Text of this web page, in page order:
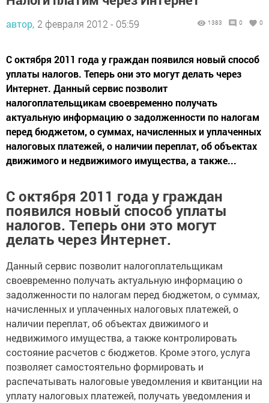
автор, 2 февраля 2012 - 05:59 1383 0 0
С октября 2011 года у граждан появился новый способ
уплаты налогов. Теперь они это могут делать через
Интернет. Данный сервис позволит
налогоплательщикам своевременно получать
актуальную информацию о задолженности по налогам
перед бюджетом, о суммах, начисленных и уплаченных
налоговых платежей, о наличии переплат, об объектах
движимого и недвижимого имущества, а также...
С октября 2011 года у граждан
появился новый способ уплаты
налогов. Теперь они это могут
делать через Интернет.
Данный сервис позволит налогоплательщикам
своевременно получать актуальную информацию о
задолженности по налогам перед бюджетом, о суммах,
начисленных и уплаченных налоговых платежей, о
наличии переплат, об объектах движимого и
недвижимого имущества, а также контролировать
состояние расчетов с бюджетов. Кроме этого, услуга
позволяет самостоятельно формировать и
распечатывать налоговые уведомления и квитанции на
уплату налоговых платежей, получать уведомления и